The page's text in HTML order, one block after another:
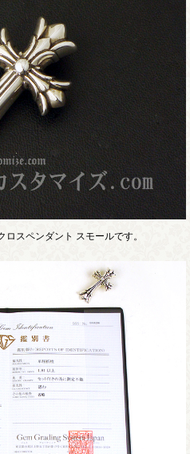
スペンダント スモールです。